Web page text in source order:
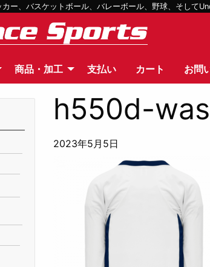
ー、バスケットボール、バレーボール、野球、そして
商品・加工 支払い カート お問
h550d-
2023年5月5日